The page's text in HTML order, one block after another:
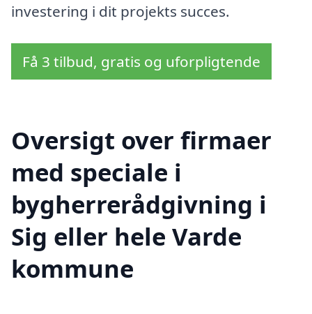
investering i dit projekts succes.
Få 3 tilbud, gratis og uforpligtende
Oversigt over firmaer
med speciale i
bygherrerådgivning i
Sig eller hele Varde
kommune